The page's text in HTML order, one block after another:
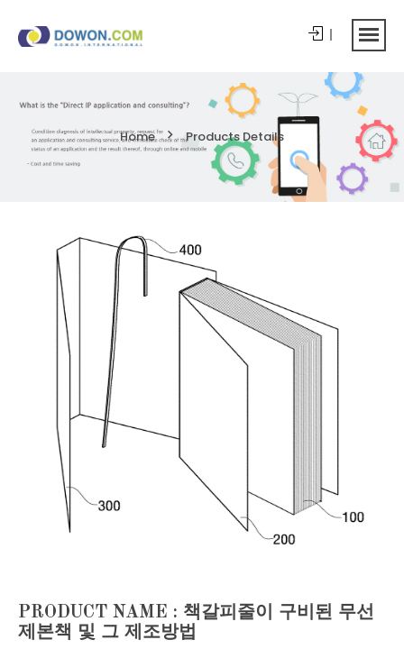
Home Products Details
PRODUCT NAME : 책갈피줄이 구비된 무선
제본책 및 그 제조방법